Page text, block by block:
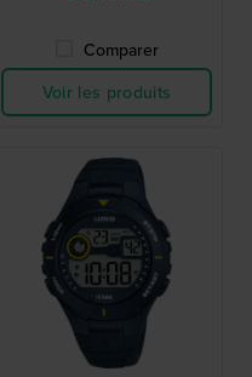
Comparer
Voir les produits